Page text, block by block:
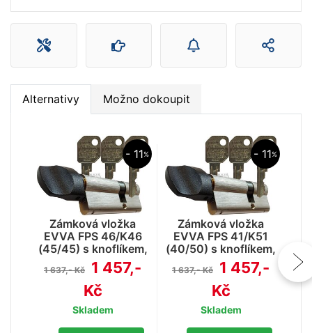
Alternativy Možno dokoupit
- 11%
Zámková vložka
EVVA FPS 46/K46
(45/45) s knoflíkem,
3mi klíči a ochranou
proti odvrtání
1 637,- Kč
1 457,-
Kč
Skladem
- 11%
Zámková vložka
EVVA FPS 41/K51
(40/50) s knoflíkem,
3mi klíči a ochranou
proti odvrtání
1 637,- Kč
1 457,-
Kč
Skladem